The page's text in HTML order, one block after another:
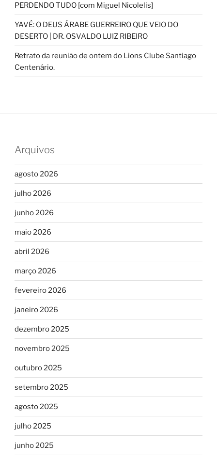
PERDENDO TUDO [com Miguel Nicolelis]
YAVÉ: O DEUS ÁRABE GUERREIRO QUE VEIO DO
DESERTO | DR. OSVALDO LUIZ RIBEIRO
Retrato da reunião de ontem do Lions Clube Santiago
Centenário.
Arquivos
agosto 2026
julho 2026
junho 2026
maio 2026
abril 2026
março 2026
fevereiro 2026
janeiro 2026
dezembro 2025
novembro 2025
outubro 2025
setembro 2025
agosto 2025
julho 2025
junho 2025